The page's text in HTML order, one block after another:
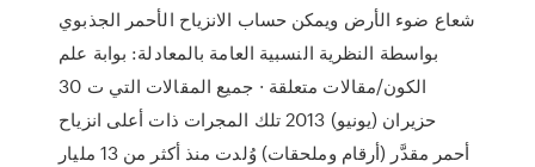
شعاع ضوء الأرض ويمكن حساب الانزياح الأحمر الجذبوي
بواسطة النظرية النسبية العامة بالمعادلة: بوابة علم
الكون/مقالات متعلقة · جميع المقالات التي ت 30
حزيران (يونيو) 2013 تلك المجرات ذات أعلى انزياح
أحمر مقدَّر (أرقام وملحقات) وُلدت منذ أكثر من 13 مليار